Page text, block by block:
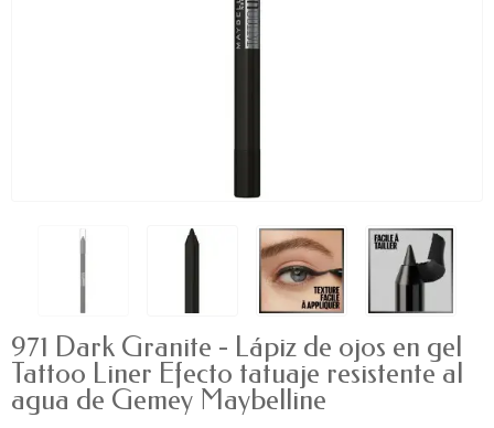
971 Dark Granite - Lápiz de ojos en gel
Tattoo Liner Efecto tatuaje resistente al
agua de Gemey Maybelline